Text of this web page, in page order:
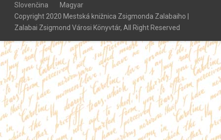
Slovenčina
Magyar
Copyright 2020 Mestská knižnica Zsigmonda Zalabaiho |
Zalabai Zsigmond Városi Könyvtár, All Right Reserved